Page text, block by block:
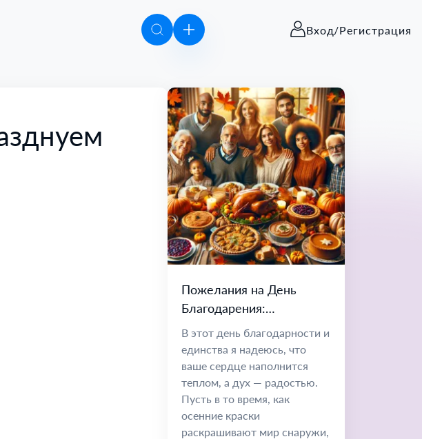
Вход/Регистрация
Пожелания на День
Благодарения:
Благодарность, Любовь и
Радостное Единение
В этот день благодарности и
единства я надеюсь, что
ваше сердце наполнится
теплом, а дух — радостью.
Пусть в то время, как
осенние краски
раскрашивают мир снаружи,